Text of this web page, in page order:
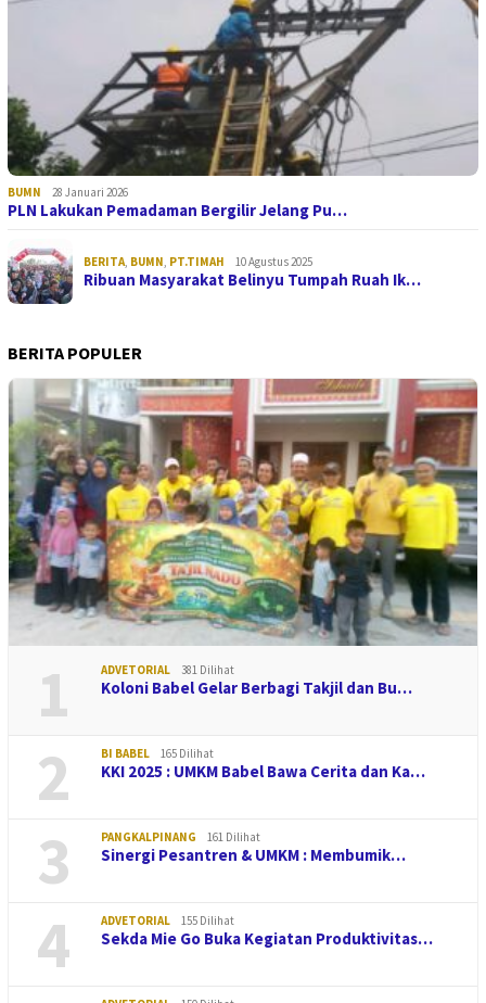
BUMN 28 Januari 2026
PLN Lakukan Pemadaman Bergilir Jelang Pu…
BERITA, BUMN, PT.TIMAH 10 Agustus 2025
Ribuan Masyarakat Belinyu Tumpah Ruah Ik…
BERITA POPULER
1 ADVETORIAL 381 Dilihat
Koloni Babel Gelar Berbagi Takjil dan Bu…
2 BI BABEL 165 Dilihat
KKI 2025 : UMKM Babel Bawa Cerita dan Ka…
3 PANGKALPINANG 161 Dilihat
Sinergi Pesantren & UMKM : Membumik…
4 ADVETORIAL 155 Dilihat
Sekda Mie Go Buka Kegiatan Produktivitas…